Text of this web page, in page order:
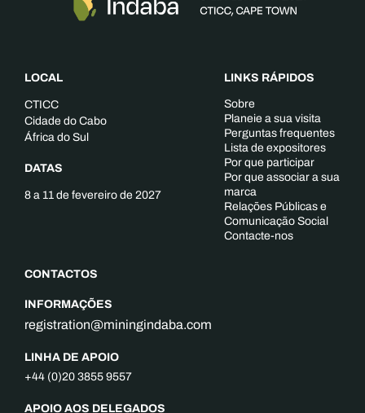
LOCAL
CTICC
Cidade do Cabo
África do Sul
DATAS
8 a 11 de fevereiro de 2027
CONTACTOS
INFORMAÇÕES
registration@miningindaba.com
LINHA DE APOIO
+44 (0)20 3855 9557
APOIO AOS DELEGADOS
LINKS RÁPIDOS
Sobre
Planeie a sua visita
Perguntas frequentes
Lista de expositores
Por que participar
Por que associar a sua
marca
Relações Públicas e
Comunicação Social
Contacte-nos